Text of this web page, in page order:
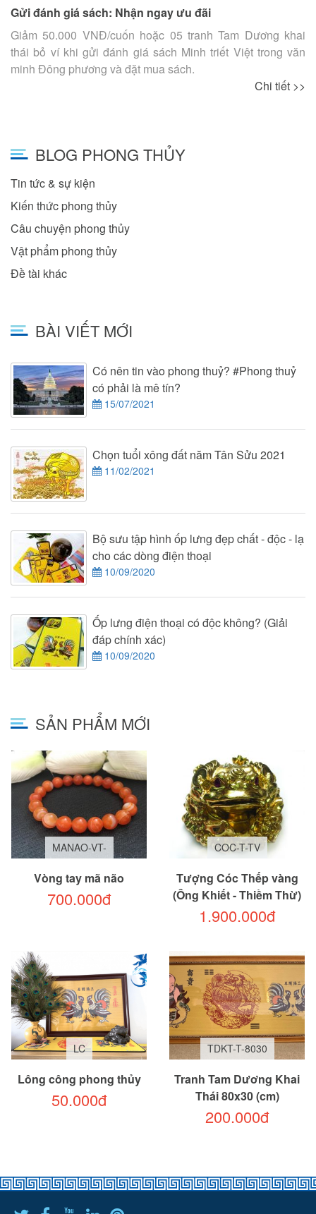
BLOG PHONG THỦY
Tin tức & sự kiện
Kiến thức phong thủy
Câu chuyện phong thủy
Vật phẩm phong thủy
Đề tài khác
BÀI VIẾT MỚI
Có nên tin vào phong thuỷ? #Phong thuỷ
có phải là mê tín?
15/07/2021
Chọn tuổi xông đất năm Tân Sửu 2021
11/02/2021
Bộ sưu tập hình ốp lưng đẹp chất - độc - lạ
cho các dòng điện thoại
10/09/2020
Ốp lưng điện thoại có độc không? (Giải
đáp chính xác)
10/09/2020
SẢN PHẨM MỚI
MANAO-VT-
Vòng tay mã não
700.000đ
COC-T-TV
Tượng Cóc Thếp vàng
(Ông Khiết - Thiềm Thừ)
1.900.000đ
LC
Lông công phong thủy
50.000đ
TDKT-T-8030
Tranh Tam Dương Khai
Thái 80x30 (cm)
200.000đ
Gửi đánh giá sách: Nhận ngay ưu đãi
Giảm 50.000 VNĐ/cuốn hoặc 05 tranh Tam Dương khai
thái bỏ ví khi gửi đánh giá sách Minh triết Việt trong văn
minh Đông phương và đặt mua sách.
Chi tiết >>